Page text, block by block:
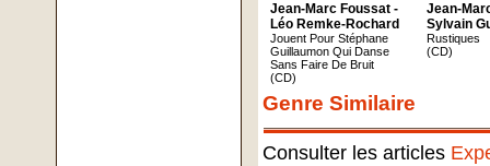
Jean-Marc Foussat -
Léo Remke-Rochard
Jouent Pour Stéphane
Guillaumon Qui Danse
Sans Faire De Bruit
(CD)
Jean-
Sylvain
Rustiques
(CD)
Genre Similaire
Consulter les articles